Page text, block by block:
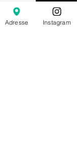
Adresse Instagram